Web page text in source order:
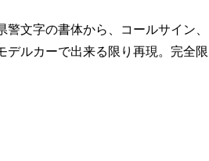
文字の書体から、コールサイン、
デルカーで出来る限り再現。完全限